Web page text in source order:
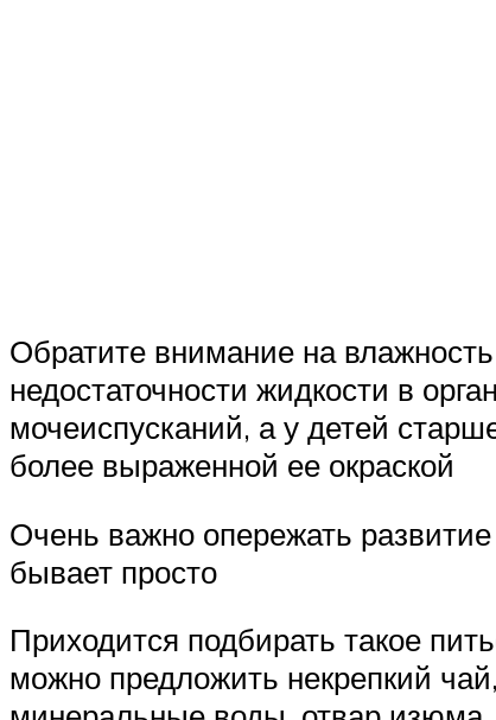
Обратите внимание на
недостаточности жидкости в
мочеиспусканий, а у детей
более выраженной ее окраской
Очень важно опережать
бывает просто
Приходится подбирать такое
можно предложить некрепкий